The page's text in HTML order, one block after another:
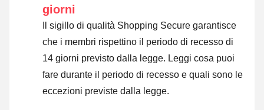
giorni
Il sigillo di qualità Shopping Secure garantisce
che i membri rispettino il periodo di recesso di
14 giorni previsto dalla legge. Leggi cosa puoi
fare durante il periodo di recesso e quali sono le
eccezioni previste dalla legge.